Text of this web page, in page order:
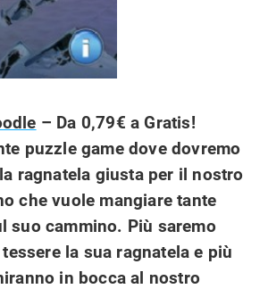
– Da 0,79€ a Gratis!
puzzle game dove dovremo
ragnatela giusta per il nostro
che vuole mangiare tante
suo cammino. Più saremo
la sua ragnatela e più
in bocca al nostro